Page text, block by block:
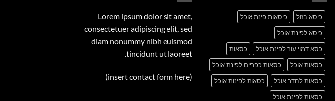
כיסא בזול
כיסאות פינת אוכל
כיסא לפינת אוכל
כסא דמוי עור לפינת אוכל
כסאות
כסאות אוכל
כסאות כפריים לפינת אוכל
כסאות לחדר אוכל
כסאות לפינות אוכל
כסאות לפינת אוכל
Lorem ipsum dolor sit amet,
consectetuer adipiscing elit, sed
diam nonummy nibh euismod
tincidunt ut laoreet.
(insert contact form here)